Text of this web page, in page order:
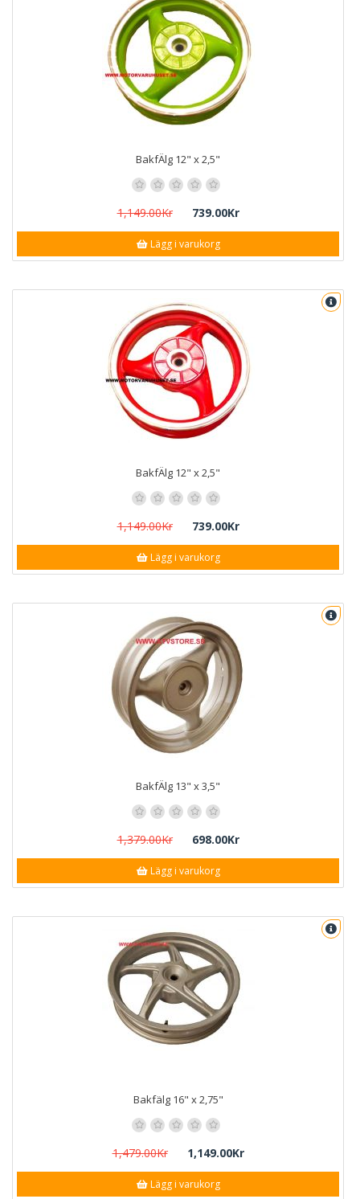
BakfÄlg 12" x 2,5"
1,149.00Kr 739.00Kr
Lägg i varukorg
BakfÄlg 12" x 2,5"
1,149.00Kr 739.00Kr
Lägg i varukorg
BakfÄlg 13" x 3,5"
1,379.00Kr 698.00Kr
Lägg i varukorg
Bakfälg 16" x 2,75"
1,479.00Kr 1,149.00Kr
Lägg i varukorg